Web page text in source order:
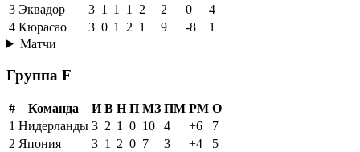
3 Эквадор 3 1 1 1 2 2 0
4
4 Кюрасао 3 0 1 2 1 9 -8
1
Матчи
Группа F
# Команда И В Н П МЗ ПМ РМ О
1 Нидерланды 3 2 1 0 10 4 +6
7
2 Япония 3 1 2 0 7 3 +4
5